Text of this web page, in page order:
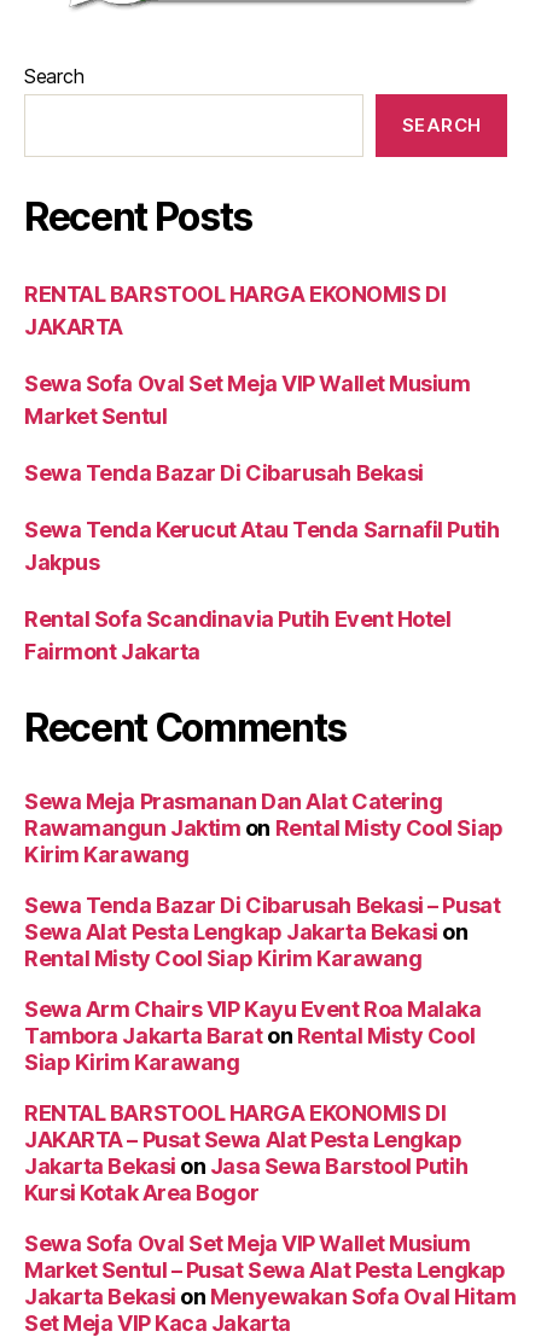
Search
SEARCH
Recent Posts
RENTAL BARSTOOL HARGA EKONOMIS DI
JAKARTA
Sewa Sofa Oval Set Meja VIP Wallet Musium
Market Sentul
Sewa Tenda Bazar Di Cibarusah Bekasi
Sewa Tenda Kerucut Atau Tenda Sarnafil Putih
Jakpus
Rental Sofa Scandinavia Putih Event Hotel
Fairmont Jakarta
Recent Comments
Sewa Meja Prasmanan Dan Alat Catering
Rawamangun Jaktim on Rental Misty Cool Siap
Kirim Karawang
Sewa Tenda Bazar Di Cibarusah Bekasi – Pusat
Sewa Alat Pesta Lengkap Jakarta Bekasi on
Rental Misty Cool Siap Kirim Karawang
Sewa Arm Chairs VIP Kayu Event Roa Malaka
Tambora Jakarta Baraton Rental Misty Cool
Siap Kirim Karawang
RENTAL BARSTOOL HARGA EKONOMIS DI
JAKARTA – Pusat Sewa Alat Pesta Lengkap
Jakarta Bekasi on Jasa Sewa Barstool Putih
Kursi Kotak Area Bogor
Sewa Sofa Oval Set Meja VIP Wallet Musium
Market Sentul – Pusat Sewa Alat Pesta Lengkap
Jakarta Bekasi on Menyewakan Sofa Oval Hitam
Set Meja VIP Kaca Jakarta